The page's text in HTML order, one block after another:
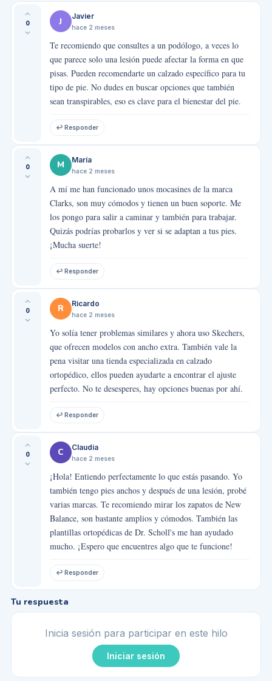
0 J Javier
hace 2 meses
Te recomiendo que consultes a un podólogo, a veces lo
que parece solo una lesión puede afectar la forma en que
pisas. Pueden recomendarte un calzado específico para tu
tipo de pie. No dudes en buscar opciones que también
sean transpirables, eso es clave para el bienestar del pie.
↩ Responder
0 M María
hace 2 meses
A mí me han funcionado unos mocasines de la marca
Clarks, son muy cómodos y tienen un buen soporte. Me
los pongo para salir a caminar y también para trabajar.
Quizás podrías probarlos y ver si se adaptan a tus pies.
¡Mucha suerte!
↩ Responder
0 R Ricardo
hace 2 meses
Yo solía tener problemas similares y ahora uso Skechers,
que ofrecen modelos con ancho extra. También vale la
pena visitar una tienda especializada en calzado
ortopédico, ellos pueden ayudarte a encontrar el ajuste
perfecto. No te desesperes, hay opciones buenas por ahí.
↩ Responder
0 C Claudia
hace 2 meses
¡Hola! Entiendo perfectamente lo que estás pasando. Yo
también tengo pies anchos y después de una lesión, probé
varias marcas. Te recomiendo mirar los zapatos de New
Balance, son bastante amplios y cómodos. También las
plantillas ortopédicas de Dr. Scholl's me han ayudado
mucho. ¡Espero que encuentres algo que te funcione!
↩ Responder
Tu respuesta
Inicia sesión para participar en este hilo
Iniciar sesión